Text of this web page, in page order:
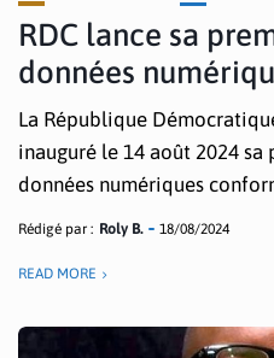
RDC lance sa
données
La République
inauguré le 14 août 2024
données numériques
Rédigé par : Roly B. 18/08/2024
READ MORE